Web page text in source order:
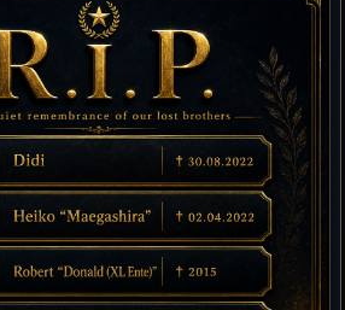
Chickpea
Lieben!